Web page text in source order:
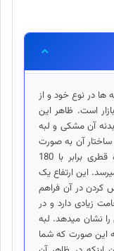
ها در نوع خود و از
است. ظاهر این
آن مشکی و لبه
آن به صورت
گرد طراحی شده است. این جکوزی 4 نفره قطری برابر با 180
به 66 سانتی متر میرسد. این ارتفاع یک
کردن در آن فراهم
زیادی دارد و در
را نشان میدهد. لبه
این صورت که شما